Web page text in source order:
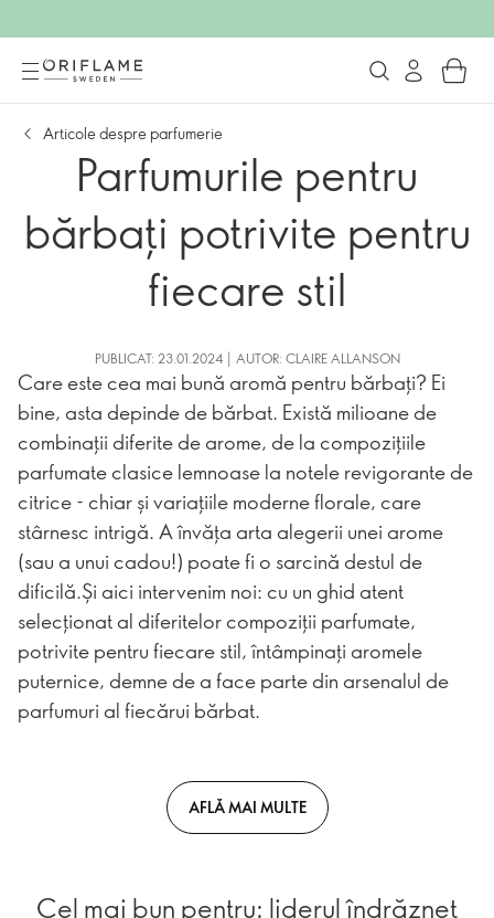
Articole despre parfumerie
Parfumurile pentru
bărbați potrivite pentru
fiecare stil
PUBLICAT: 23.01.2024 | AUTOR: CLAIRE ALLANSON
Care este cea mai bună aromă pentru bărbați? Ei
bine, asta depinde de bărbat. Există milioane de
combinații diferite de arome, de la compozițiile
parfumate clasice lemnoase la notele revigorante de
citrice - chiar și variațiile moderne florale, care
stârnesc intrigă. A învăța arta alegerii unei arome
(sau a unui cadou!) poate fi o sarcină destul de
dificilă.Și aici intervenim noi: cu un ghid atent
selecționat al diferitelor compoziții parfumate,
potrivite pentru fiecare stil, întâmpinați aromele
puternice, demne de a face parte din arsenalul de
parfumuri al fiecărui bărbat.
AFLĂ MAI MULTE
Cel mai bun pentru: liderul îndrăzneț